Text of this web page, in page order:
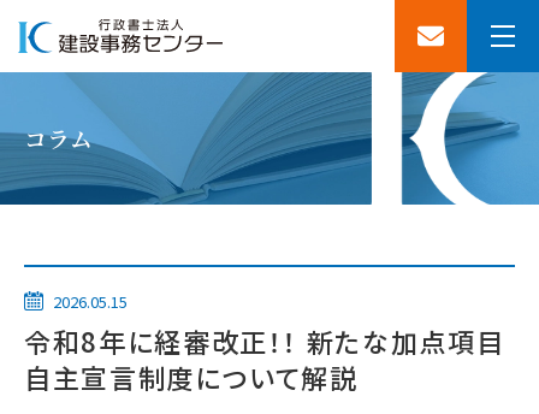
コラム
2026.05.15
令和8年に経審改正！！ 新たな加点項目
自主宣言制度について解説